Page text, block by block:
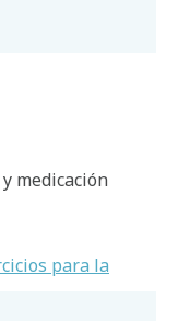
medicación
para la